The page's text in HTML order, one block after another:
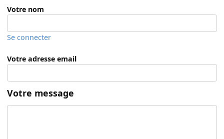
Votre nom
Se connecter
Votre adresse email
Votre message